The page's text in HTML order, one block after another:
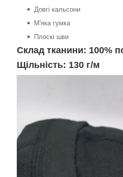
Довгі кальсони
М'яка гумка
Плоскі шви
Склад тканини: 100%
Щільність: 130 г/м